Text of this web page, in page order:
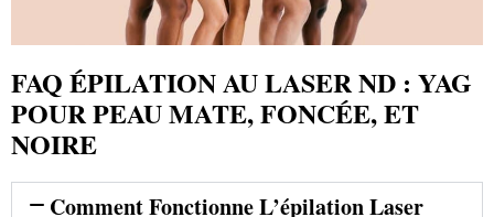
FAQ ÉPILATION AU LASER ND : YAG
POUR PEAU MATE, FONCÉE, ET
NOIRE
Comment Fonctionne L’épilation Laser